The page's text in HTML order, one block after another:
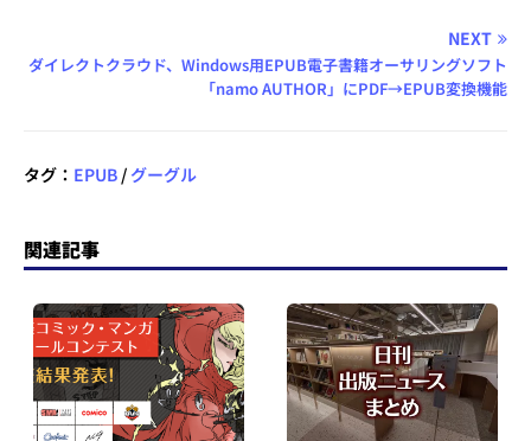
NEXT
ダイレクトクラウド、Windows用EPUB電子書籍オーサリングソフト
「namo AUTHOR」にPDF→EPUB変換機能
タグ： EPUB / グーグル
関連記事